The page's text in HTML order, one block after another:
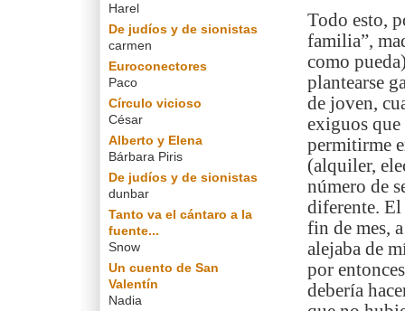
Todo esto,
familia”,
como
plantearse
de joven,
exiguos
permitirme
(alquiler,
número de
diferente. El
fin de mes,
alejaba de
por
debería
Harel
De judíos y de sionistas
carmen
Euroconectores
Paco
Círculo vicioso
César
Alberto y Elena
Bárbara Piris
De judíos y de sionistas
dunbar
Tanto va el cántaro a la
fuente...
Snow
Un cuento de San
Valentín
Nadia